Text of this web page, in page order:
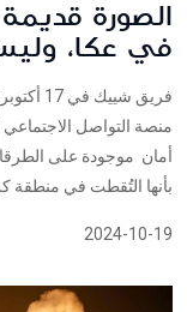
الصورة
في عكا،
أمان موجودة على
بأنها التُقطت في منطقة
2024-10-19